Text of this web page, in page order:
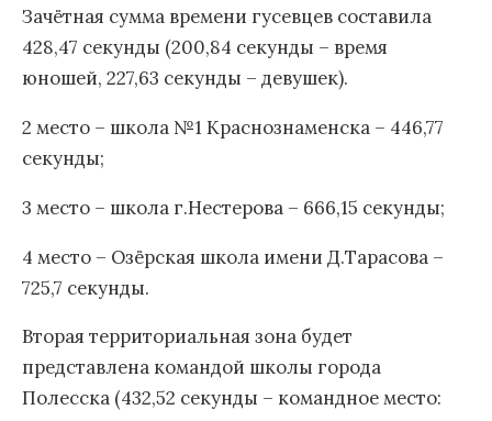
Зачётная сумма времени гусевцев составила
428,47 секунды (200,84 секунды – время
юношей, 227,63 секунды – девушек).
2 место – школа №1 Краснознаменска – 446,77
секунды;
3 место – школа г.Нестерова – 666,15 секунды;
4 место – Озёрская школа имени Д.Тарасова –
725,7 секунды.
Вторая территориальная зона будет
представлена командой школы города
Полесска (432,52 секунды – командное место: